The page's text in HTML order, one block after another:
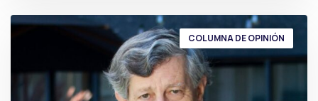
COLUMNA DE OPINIÓN